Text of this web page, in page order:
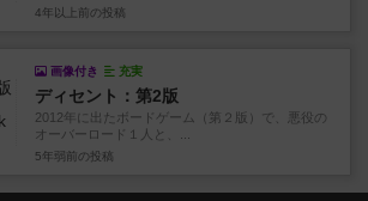
4年以上前 の投稿
画像付き 充実
ディセント：第2版
2012年に出たボードゲーム（第２版）で、悪役の
オーバーロード１人と、...
5年弱前 の投稿